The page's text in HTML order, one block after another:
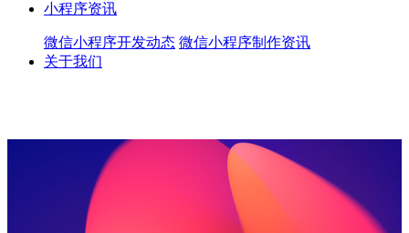
小程序资讯
微信小程序开发动态 微信小程序制作资讯
关于我们